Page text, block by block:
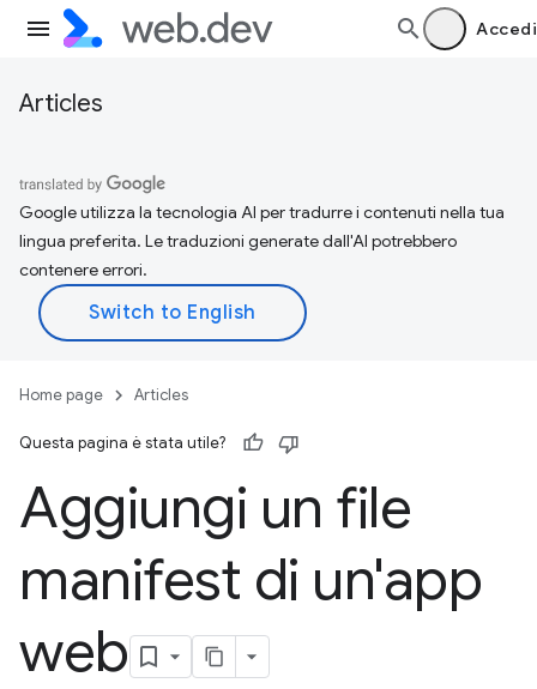
Accedi
Articles
Google utilizza la tecnologia AI per tradurre i contenuti nella tua
lingua preferita. Le traduzioni generate dall'AI potrebbero
contenere errori.
Home page Articles
Questa pagina è stata utile?
Aggiungi un file
manifest di un'app
web